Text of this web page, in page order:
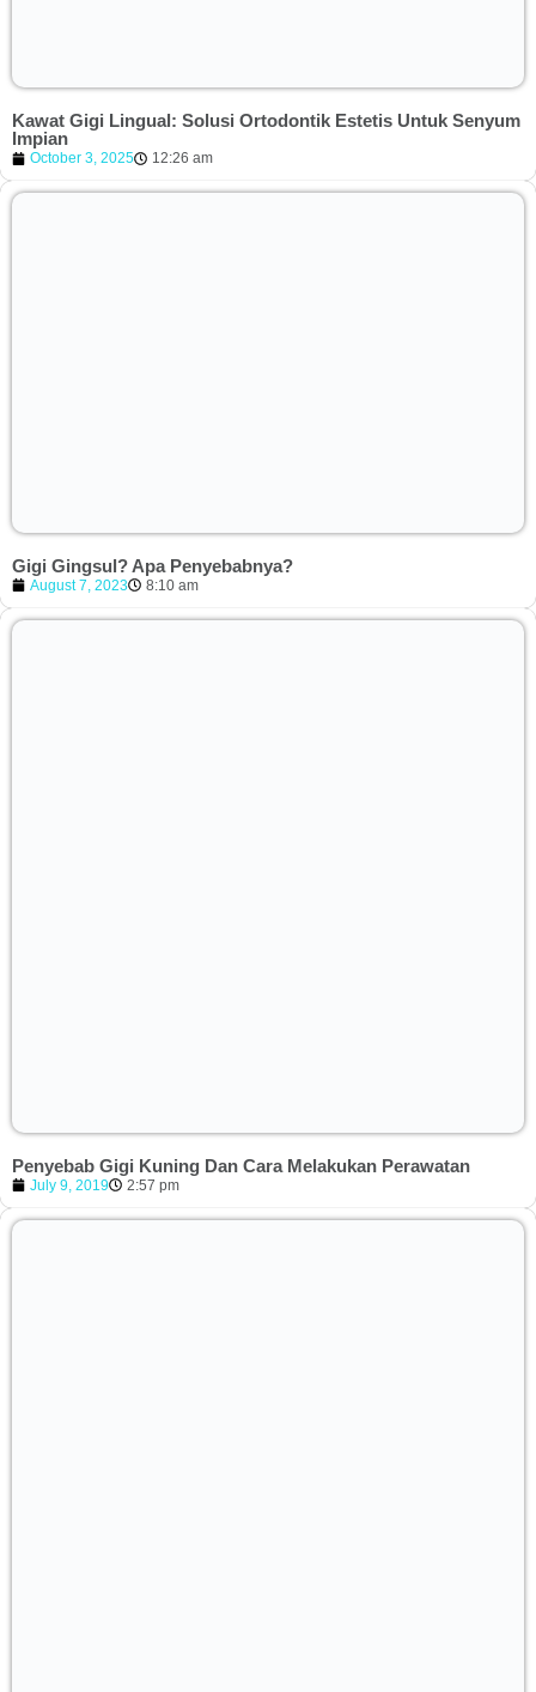
Kawat Gigi Lingual: Solusi Ortodontik Estetis Untuk Senyum
Impian
October 3, 2025 12:26 am
Gigi Gingsul? Apa Penyebabnya?
August 7, 2023 8:10 am
Penyebab Gigi Kuning Dan Cara Melakukan Perawatan
July 9, 2019 2:57 pm